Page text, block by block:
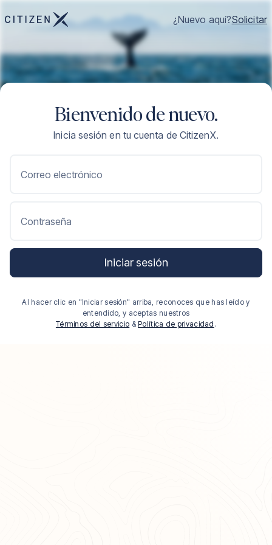
¿Nuevo aquí?Solicitar
Bienvenido de nuevo.
Inicia sesión en tu cuenta de CitizenX.
Correo electrónico
Contraseña
Iniciar sesión
Al hacer clic en "Iniciar sesión" arriba, reconoces que has leído y
entendido, y aceptas nuestros
Términos del servicio & Política de privacidad .